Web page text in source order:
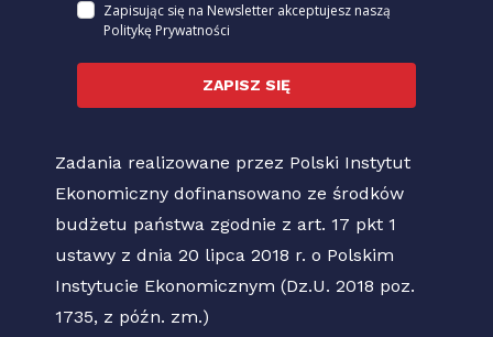
Zapisując się na Newsletter akceptujesz naszą
Politykę Prywatności
ZAPISZ SIĘ
Zadania realizowane przez Polski Instytut
Ekonomiczny dofinansowano ze środków
budżetu państwa zgodnie z art. 17 pkt 1
ustawy z dnia 20 lipca 2018 r. o Polskim
Instytucie Ekonomicznym (Dz.U. 2018 poz.
1735, z późn. zm.)